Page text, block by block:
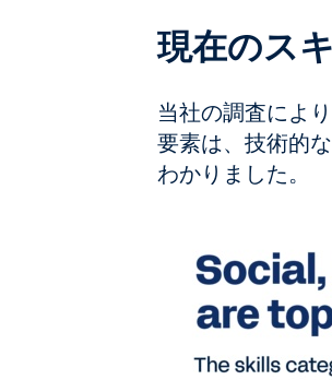
現在のス
当社の調査によ
要素は、技術的
わかりました。